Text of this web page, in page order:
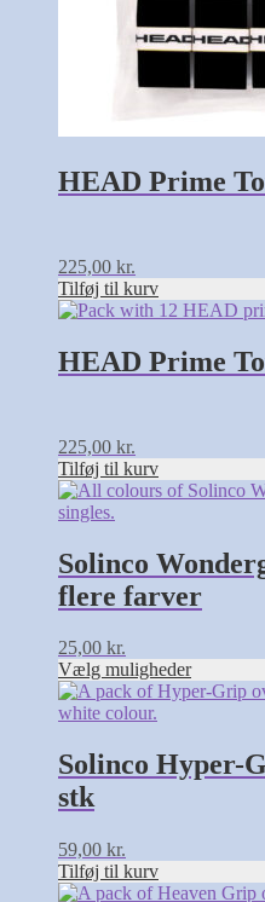
HEAD Prime
225,00 kr.
Tilføj til kurv
HEAD Prime
225,00 kr.
Tilføj til kurv
Solinco
flere farver
25,00 kr.
Vælg muligheder
Dette
vare
flere
varianter.
Mulighederne
vælges
på
varesiden
Solinco Hyper-
stk
59,00 kr.
Tilføj til kurv